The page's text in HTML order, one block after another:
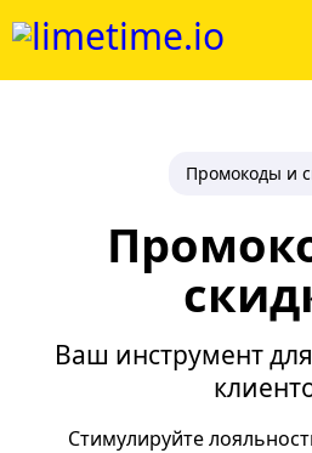
Промокоды и
Ваш инструмент
Стимулируйте